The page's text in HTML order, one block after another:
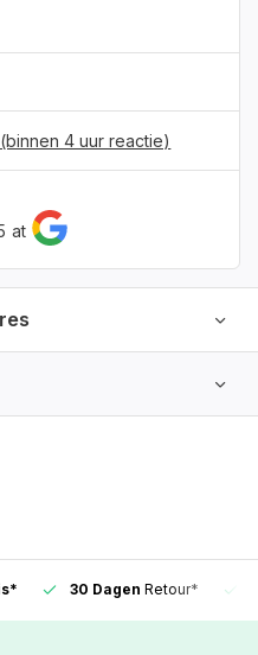
(binnen 4 uur reactie)
at
30 Dagen Retour*